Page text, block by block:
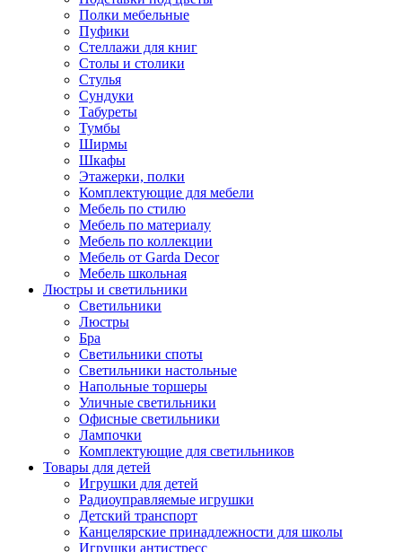
Полки мебельные
Пуфики
Стеллажи для книг
Столы и столики
Стулья
Сундуки
Табуреты
Тумбы
Ширмы
Шкафы
Этажерки, полки
Комплектующие для мебели
Мебель по стилю
Мебель по материалу
Мебель по коллекции
Мебель от Garda Decor
Мебель школьная
Люстры и светильники
Светильники
Люстры
Бра
Светильники споты
Светильники настольные
Напольные торшеры
Уличные светильники
Офисные светильники
Лампочки
Комплектующие для светильников
Товары для детей
Игрушки для детей
Радиоуправляемые игрушки
Детский транспорт
Канцелярские принадлежности для школы
Игрушки антистресс